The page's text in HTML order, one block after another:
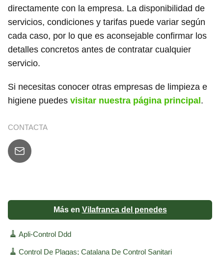
directamente con la empresa. La disponibilidad de
servicios, condiciones y tarifas puede variar según
cada caso, por lo que es aconsejable confirmar los
detalles concretos antes de contratar cualquier
servicio.
Si necesitas conocer otras empresas de limpieza e
higiene puedes visitar nuestra página principal.
CONTACTA
Más en Vilafranca del penedes
🧹 Apli-Control Ddd
🧹 Control De Plagas; Catalana De Control Sanitari